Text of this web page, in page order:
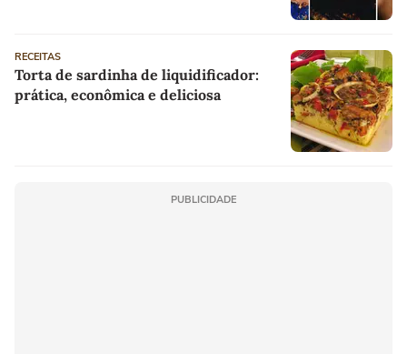
RECEITAS
Torta de sardinha de liquidificador:
prática, econômica e deliciosa
PUBLICIDADE